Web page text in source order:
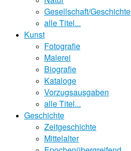
Gesellschaft/Geschichte
alle Titel...
Kunst
Fotografie
Malerei
Biografie
Kataloge
Vorzugsausgaben
alle Titel...
Geschichte
Zeitgeschichte
Mittelalter